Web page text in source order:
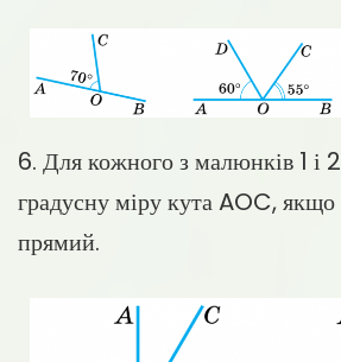
6. Для кожного з малюнків 1 і
градусну міру кута AOC,
прямий.